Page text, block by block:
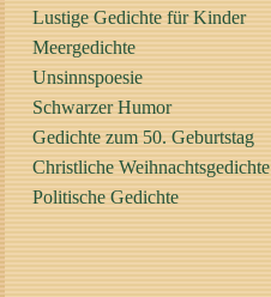
Lustige Gedichte für Kinder
Meergedichte
Unsinnspoesie
Schwarzer Humor
Gedichte zum 50. Geburtstag
Christliche Weihnachtsgedichte
Politische Gedichte